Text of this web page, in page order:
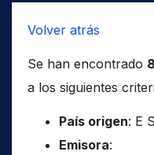
Volver atrás
Se han encontrado
a los siguientes
País origen: E
Emisora: